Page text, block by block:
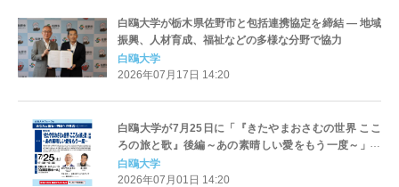
白鴎大学が栃木県佐野市と包括連携協定を締結 ― 地域
振興、人材育成、福祉などの多様な分野で協力
白鴎大学
2026年07月17日 14:20
白鴎大学が7月25日に「『きたやまおさむの世界 ここ
ろの旅と歌』後編～あの素晴しい愛をもう一度～」を
開催 ― 落語家の桂文枝氏、歌手の平松稜大氏を招請
【白鴎大学フォーラム2026】
白鴎大学
2026年07月01日 14:20